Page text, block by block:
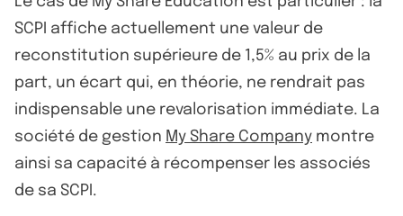
SCPI affiche actuellement une valeur de
reconstitution supérieure de 1,5% au prix de la
part, un écart qui, en théorie, ne rendrait pas
indispensable une revalorisation immédiate. La
société de gestion My Share Company montre
ainsi sa capacité à récompenser les associés
de sa SCPI.